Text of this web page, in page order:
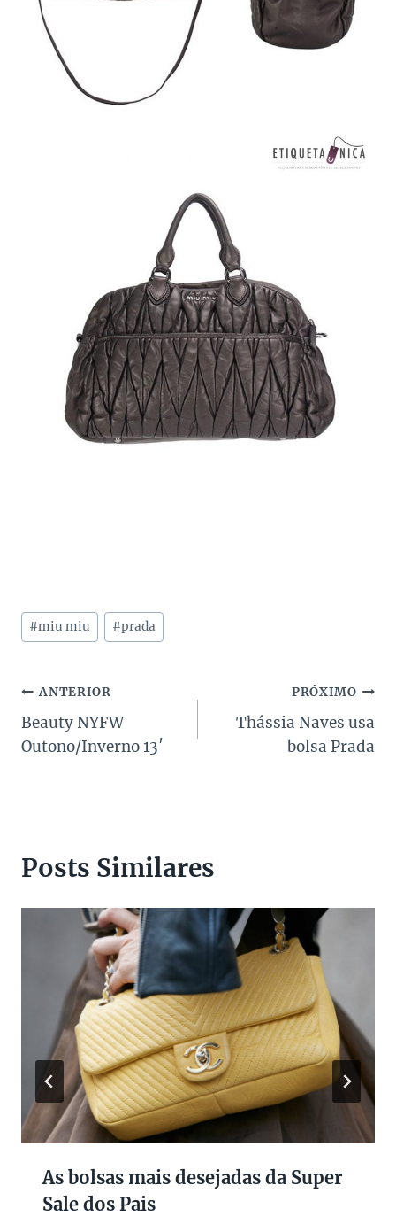
Tags
do
#miu miu #prada
Navegação
de
ANTERIOR
Beauty NYFW
Outono/Inverno 13′
PRÓXIMO
Thássia Naves usa
bolsa Prada
Posts Similares
As bolsas mais desejadas da Super
Sale dos Pais